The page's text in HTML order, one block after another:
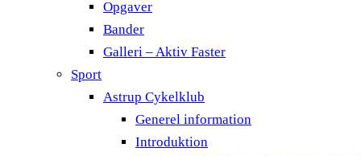
Opgaver
Bander
Galleri – Aktiv Faster
Sport
Astrup Cykelklub
Generel information
Introduktion